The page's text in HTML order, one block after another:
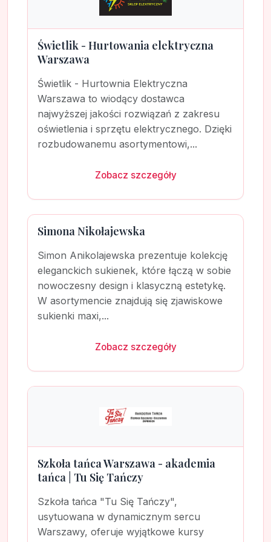
Świetlik - Hurtowania elektryczna
Warszawa
Świetlik - Hurtownia Elektryczna
Warszawa to wiodący dostawca
najwyższej jakości rozwiązań z zakresu
oświetlenia i sprzętu elektrycznego. Dzięki
rozbudowanemu asortymentowi,...
Zobacz szczegóły
Simona Nikołajewska
Simon Anikolajewska prezentuje kolekcję
eleganckich sukienek, które łączą w sobie
nowoczesny design i klasyczną estetykę.
W asortymencie znajdują się zjawiskowe
sukienki maxi,...
Zobacz szczegóły
Szkoła tańca Warszawa - akademia
tańca | Tu Się Tańczy
Szkoła tańca "Tu Się Tańczy",
usytuowana w dynamicznym sercu
Warszawy, oferuje wyjątkowe kursy